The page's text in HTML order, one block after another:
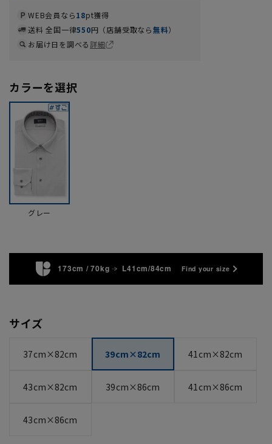
WEB会員なら18pt獲得
送料 全国一律550円（店舗受取なら無料）
お届け日を調べる詳細
カラーを選択
グレー
173cm / 70kg L41cm/84cm Find your size
サイズ
37cm×82cm 39cm×82cm 41cm×82cm
43cm×82cm 39cm×86cm 41cm×86cm
43cm×86cm